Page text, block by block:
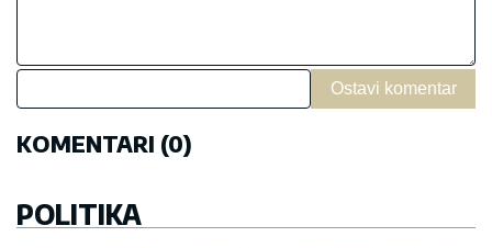
Ostavi komentar
KOMENTARI (0)
POLITIKA